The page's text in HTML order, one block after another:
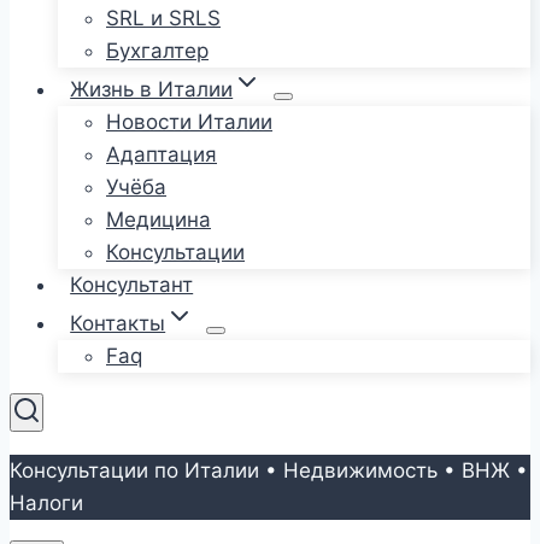
SRL и SRLS
Бухгалтер
Жизнь в Италии
Новости Италии
Адаптация
Учёба
Медицина
Консультации
Консультант
Контакты
Faq
Консультации по Италии • Недвижимость • ВНЖ •
Налоги